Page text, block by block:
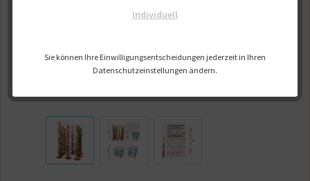
Individuell
Sie können Ihre Einwilligungsentscheidungen jederzeit in Ihren
Datenschutzeinstellungen ändern.